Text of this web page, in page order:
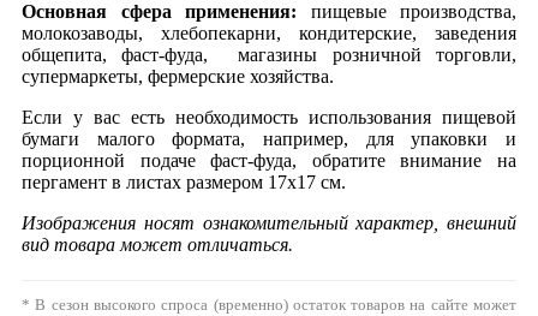
Основная сфера применения: пищевые производства,
молокозаводы, хлебопекарни, кондитерские, заведения
общепита, фаст-фуда, магазины розничной торговли,
супермаркеты, фермерские хозяйства.
Если у вас есть необходимость использования пищевой
бумаги малого формата, например, для упаковки и
порционной подаче фаст-фуда, обратите внимание на
пергамент в листах размером 17х17 см.
Изображения носят ознакомительный характер, внешний
вид товара может отличаться.
* В сезон высокого спроса (временно) остаток товаров на сайте может